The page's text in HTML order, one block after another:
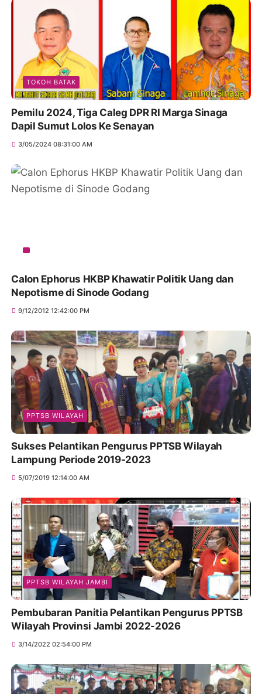
TOKOH BATAK
Pemilu 2024, Tiga Caleg DPR RI Marga Sinaga
Dapil Sumut Lolos Ke Senayan
3/05/2024 08:31:00 AM
Calon Ephorus HKBP Khawatir Politik Uang dan
Nepotisme di Sinode Godang
9/12/2012 12:42:00 PM
PPTSB WILAYAH
Sukses Pelantikan Pengurus PPTSB Wilayah
Lampung Periode 2019-2023
5/07/2019 12:14:00 AM
PPTSB WILAYAH JAMBI
Pembubaran Panitia Pelantikan Pengurus PPTSB
Wilayah Provinsi Jambi 2022-2026
3/14/2022 02:54:00 PM